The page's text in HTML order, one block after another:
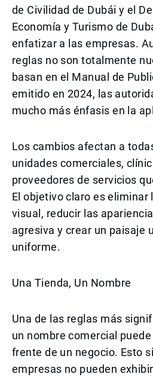
de Civilidad de Dubái y el
Economía y Turismo de
enfatizar a las empresas.
reglas no son totalmente
basan en el Manual de
emitido en 2024, las
mucho más énfasis en la
Los cambios afectan a
unidades comerciales,
proveedores de servicios
El objetivo claro es eliminar
visual, reducir las
agresiva y crear un paisaje
uniforme.
Una Tienda, Un Nombre
Una de las reglas más
un nombre comercial puede
frente de un negocio. Esto
empresas no pueden